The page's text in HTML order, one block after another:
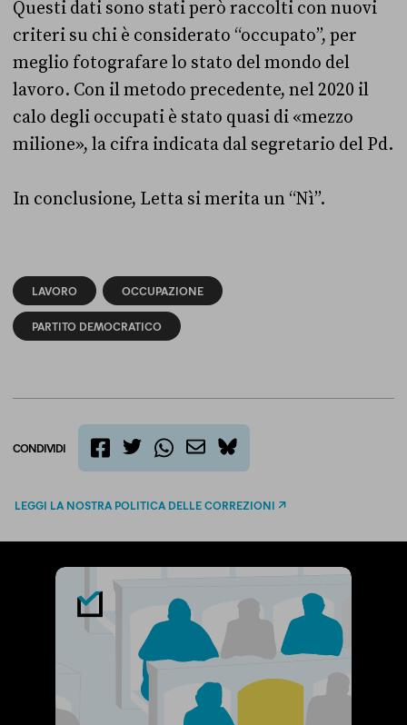
Questi dati sono stati però raccolti con nuovi
criteri su chi è considerato “occupato”, per
meglio fotografare lo stato del mondo del
lavoro. Con il metodo precedente, nel 2020 il
calo degli occupati è stato quasi di «mezzo
milione», la cifra indicata dal segretario del Pd.
In conclusione, Letta si merita un “Nì”.
LAVORO OCCUPAZIONE
PARTITO DEMOCRATICO
CONDIVIDI
bluesky
LEGGI LA NOSTRA POLITICA DELLE CORREZIONI